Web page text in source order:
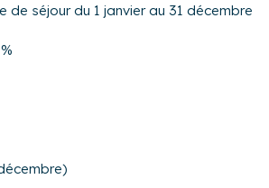
de séjour du 1 janvier au 31 décembre